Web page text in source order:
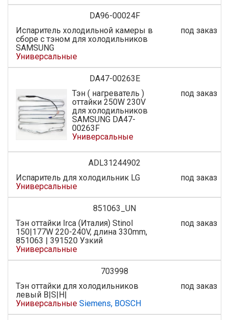
DA96-00024F
Испаритель холодильной камеры в
сборе с тэном для холодильников
SAMSUNG
Универсальные
под заказ
DA47-00263E
Тэн ( нагреватель )
оттайки 250W 230V
для холодильников
SAMSUNG DA47-
00263F
Универсальные
под заказ
ADL31244902
Испаритель для холодильник LG
Универсальные
под заказ
851063_UN
Тэн оттайки Irca (Италия) Stinol
150|177W 220-240V, длина 330mm,
851063 | 391520 Узкий
Универсальные
под заказ
703998
Тэн оттайки для холодильников
левый B|S|H|
Универсальные Siemens, BOSCH
под заказ